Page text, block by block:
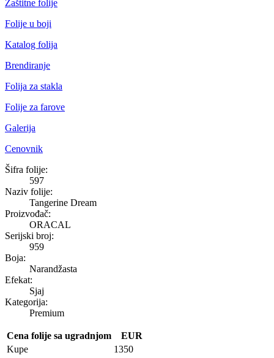
Zaštitne folije
Folije u boji
Katalog folija
Brendiranje
Folija za stakla
Folije za farove
Galerija
Cenovnik
Tangerine Dream
Šifra folije:
597
Naziv folije:
Tangerine Dream
Proizvođač:
ORACAL
Serijski broj:
959
Boja:
Narandžasta
Efekat:
Sjaj
Kategorija:
Premium
Cena folije sa ugradnjom
EUR
Kupe
1350